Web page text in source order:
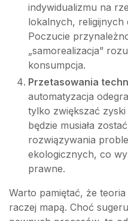
indywidualizmu na
lokalnych,
Poczucie
„samorealizacja”
konsumpcja.
Przetasowania
automatyzacja
tylko zwiększać
będzie musiała
rozwiązywania
ekologicznych, co
prawne.
Warto pamiętać, że
raczej mapą. Choć